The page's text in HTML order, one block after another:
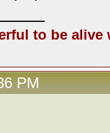
to be
PM